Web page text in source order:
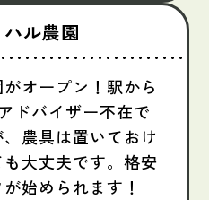
ハル農園
オープン！駅から
ドバイザー不在で
農具は置いておけ
大丈夫です。格安
始められます！